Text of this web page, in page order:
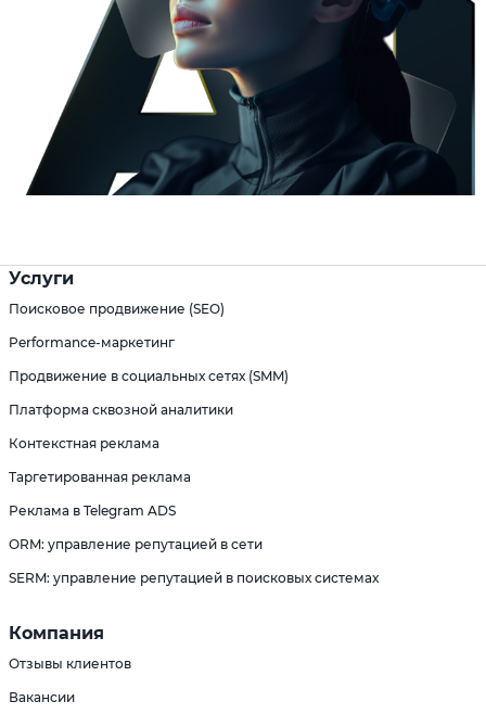
Услуги
Поисковое продвижение (SEO)
Performance-маркетинг
Продвижение в социальных сетях (SMM)
Платформа сквозной аналитики
Контекстная реклама
Таргетированная реклама
Реклама в Telegram ADS
ORM: управление репутацией в сети
SERM: управление репутацией в поисковых системах
Компания
Отзывы клиентов
Вакансии